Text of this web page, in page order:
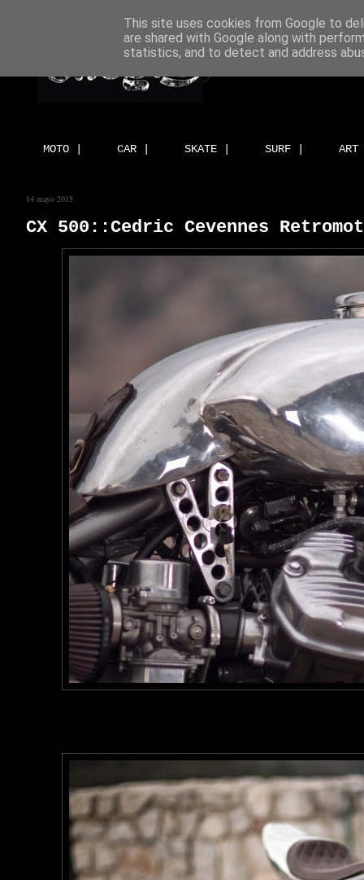
MOTO | CAR | SKATE | SURF |
14 mayo 2015
CX 500::Cedric Cevennes
This site uses cookies from Google to
are shared with Google along with
statistics, and to detect and address